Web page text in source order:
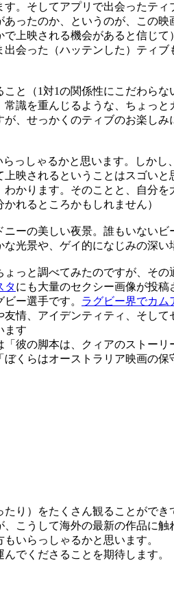
。そしてアプリで出会ったテ
ったのか、というのが、この
上映される機会があると信
った（ハッテンした）ティ
と（1対1の関係性にこだわら
識を重んじるような、ちょっ
、せっかくのティブのお楽し
しゃるかと思います。しか
映されるということはスゴい
かります。そのことと、自分
れるところかもしれません）
の美しい夜景。誰もいないビ
光景や、ゲイ的になじみの深い
っと調べてみたのですが、その
タにも大量のセクシー画像が投
ー選手です。 ラグビー界でカム
情、アイデンティティ、そし
ます
彼の脚本は、クィアのストー
くらはオーストラリア映画の
）をたくさん観ることがで
こうして海外の最新の作品に
いらっしゃるかと思います。
でくださることを期待します。